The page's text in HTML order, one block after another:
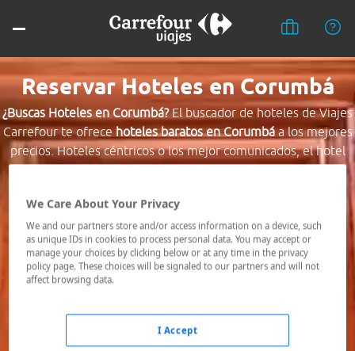
Reservar Hoteles en Corumbá
¿Buscas Hoteles en Corumbá?El buscador de hoteles de Viajes
Carrefour te ofrecehoteles baratos en Corumbáa los mejores
precios. Hoteles céntricos o los mejor comunicados, el hotel
que busques nosotros te lo encontramos al mejor precio.
Destino *
Fechas *
07/08/2026 - 08/08/2026
We Care About Your Privacy
We and our partners store and/or access information on a device, such
as unique IDs in cookies to process personal data. You may accept or
manage your choices by clicking below or at any time in the privacy
policy page. These choices will be signaled to our partners and will not
affect browsing data.
I Accept